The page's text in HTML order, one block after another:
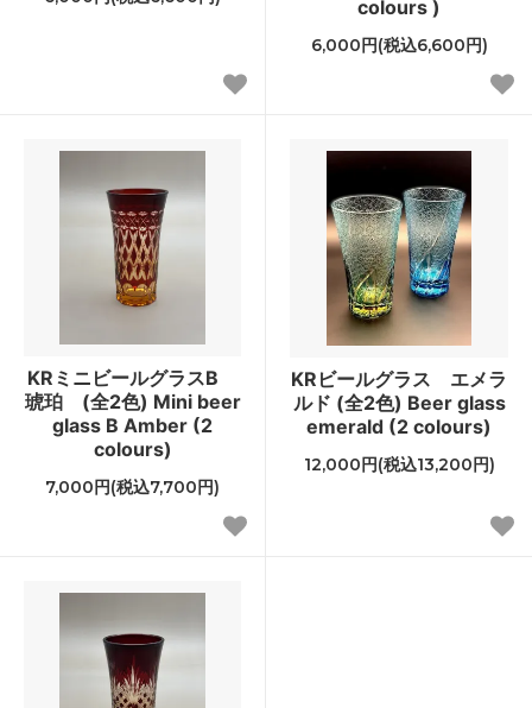
colours )
6,000円(税込6,600円)
KRミニビールグラスB
琥珀 (全2色) Mini beer
glass B Amber (2
colours)
7,000円(税込7,700円)
KRビールグラス エメラ
ルド (全2色) Beer glass
emerald (2 colours)
12,000円(税込13,200円)